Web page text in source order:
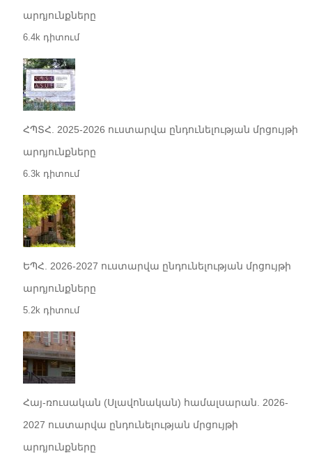
արդյունքները
6.4k դիտում
ՀՊՏՀ. 2025-2026 ուստարվա ընդունելության մրցույթի
արդյունքները
6.3k դիտում
ԵՊՀ. 2026-2027 ուստարվա ընդունելության մրցույթի
արդյունքները
5.2k դիտում
Հայ-ռուսական (Սլավոնական) համալսարան. 2026-
2027 ուստարվա ընդունելության մրցույթի
արդյունքները